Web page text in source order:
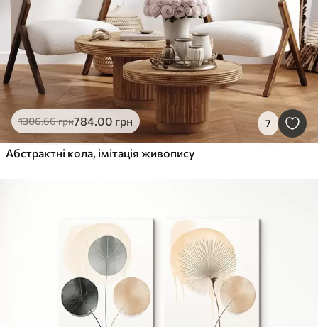
1306.66грн784.00 грн 7
Абстрактні кола, імітація живопису